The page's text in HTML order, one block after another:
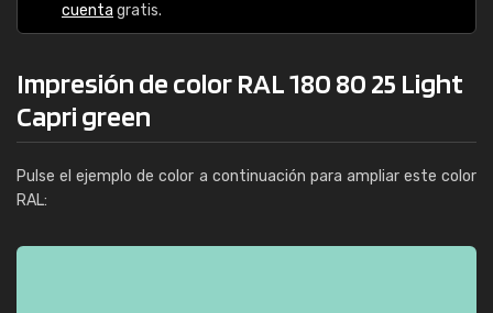
cuenta gratis.
Impresión de color RAL 180 80 25 Light
Capri green
Pulse el ejemplo de color a continuación para ampliar este color
RAL: